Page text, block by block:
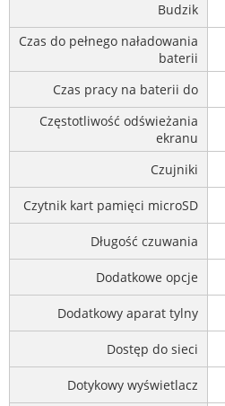
Budzik
Czas do pełnego naładowania
baterii
Czas pracy na baterii do
Częstotliwość odświeżania
ekranu
Czujniki
Czytnik kart pamięci microSD
Długość czuwania
Dodatkowe opcje
Dodatkowy aparat tylny
Dostęp do sieci
Dotykowy wyświetlacz